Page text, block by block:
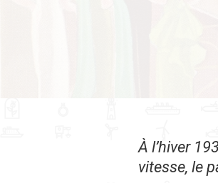
À l’hiver
vitesse, le